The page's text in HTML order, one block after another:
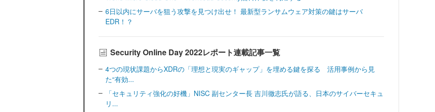
6日以内にサーバを狙う攻撃を見つけ出せ！ 最新型ランサムウェア対策の鍵はサーバ
EDR！？
Security Online Day 2022レポート連載記事一覧
4つの現状課題からXDRの「理想と現実のギャップ」を埋める鍵を探る 活用事例から見
た“有効...
「セキュリティ強化の好機」NISC 副センター長 吉川徹志氏が語る、日本のサイバーセキュ
リ...